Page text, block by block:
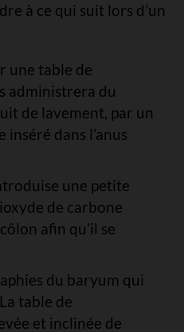
à ce qui suit lors d’un
une table de
administrera du
de lavement, par un
dans l’anus
une petite
de carbone
afin qu’il se
du baryum qui
table de
et inclinée de